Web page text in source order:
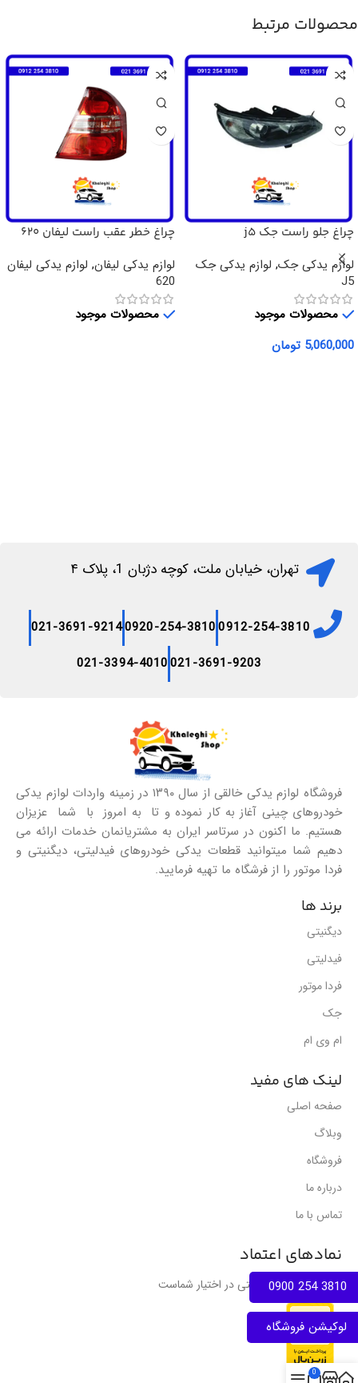
3810 254 0900
محصولات مرتبط
چراغ جلو راست جک j5
لوازم یدکی جک, لوازم یدکی جک
J5
محصولات موجود
5,060,000 تومان
چراغ خطر عقب راست لیفان 620
لوازم یدکی لیفان, لوازم یدکی لیفان
620
محصولات موجود
تهران، خیابان ملت، کوچه دژبان 1، پلاک ۴
0912-254-3810
0920-254-3810
021-3691-9214
021-3691-9203
021-3394-4010
لوکیشن فروشگاه
فروشگاه لوازم یدکی خالقی از سال ۱۳۹۰ در زمینه واردات لوازم یدکی
خودروهای چینی آغاز به کار نموده و تا به امروز با شما عزیزان
هستیم. ما اکنون در سرتاسر ایران به مشتریانمان خدمات ارائه می
دهیم شما میتوانید قطعات یدکی خودروهای فیدلیتی، دیگنیتی و
فردا موتور را از فرشگاه ما تهیه فرمایید.
برند ها
دیگنیتی
فیدلیتی
فردا موتور
جک
ام وی ام
لینک های مفید
صفحه اصلی
وبلاگ
فروشگاه
درباره ما
تماس با ما
نمادهای اعتماد
انواع مجوز های فعالیتی در اختیار شماست
0